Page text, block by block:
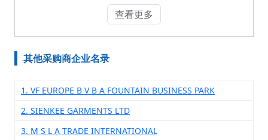
查看更多
其他采购商企业名录
1. VF EUROPE B V B A FOUNTAIN BUSINESS PARK
2. SIENKEE GARMENTS LTD
3. M S L A TRADE INTERNATIONAL